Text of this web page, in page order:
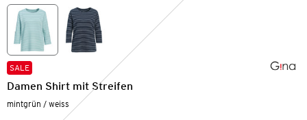
SALE
Damen Shirt mit Streifen
mintgrün / weiss